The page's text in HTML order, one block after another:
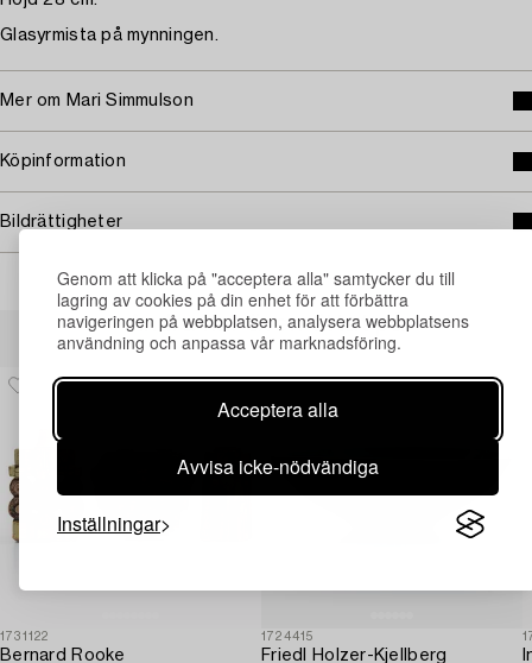
Genom att klicka på "acceptera alla" samtycker du till
lagring av cookies på din enhet för att förbättra
navigeringen på webbplatsen, analysera webbplatsens
användning och anpassa vår marknadsföring.
Acceptera alla
Avvisa icke-nödvändiga
Inställningar
Glasyrmista på mynningen.
Mer om Mari Simmulson
Köpinformation
Bildrättigheter
Andra har även tittat på
1731122
Bernard Rooke
1724415
Friedl Holzer-Kjellberg